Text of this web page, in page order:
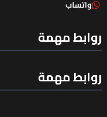
واتساب
روابط مهمة
روابط مهمة